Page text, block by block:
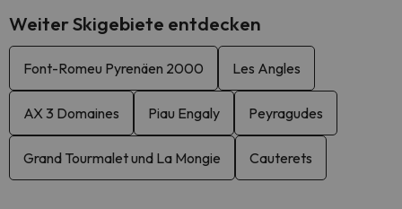
Weiter Skigebiete entdecken
Font-Romeu Pyrenäen 2000 Les Angles
AX 3 Domaines Piau Engaly Peyragudes
Grand Tourmalet und La Mongie Cauterets